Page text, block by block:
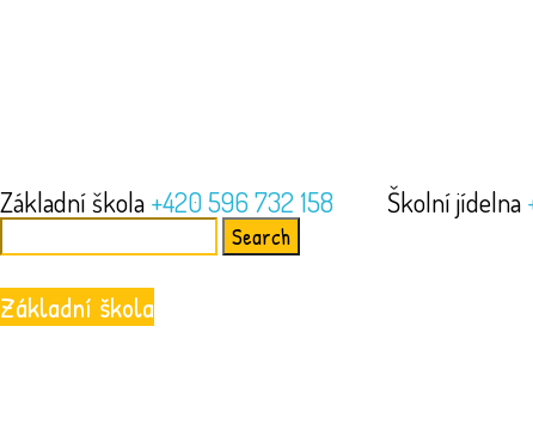
Základní škola +420 596 732 158 Školní jídelna
for:
Základní škola